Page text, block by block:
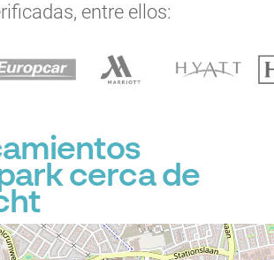
entre ellos:
cerca de